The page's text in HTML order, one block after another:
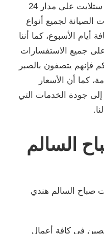
إذا كنت تبحث عن أفضل صيانة ستلايت على مدار 24
الصيانة لجميع أنواع
أيام الأسبوع، كما أننا
جميع الاستفسارات
فإنهم يتصفون بالصبر
كما أن الأسعار
إلى جودة الخدمات التي
السالم
السالم هندي
في كافة أعمال